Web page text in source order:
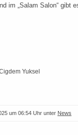
im „Salam Salon“ gibt
Yuksel
um 06:54 Uhr unter News